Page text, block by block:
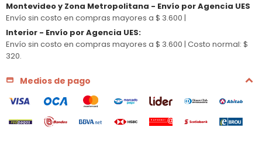
Montevideo y Zona Metropolitana - Envío por Agencia UES
Envío sin costo en compras mayores a $ 3.600 |
Interior - Envío por Agencia UES:
Envío sin costo en compras mayores a $ 3.600 | Costo normal: $
320.
Medios de pago